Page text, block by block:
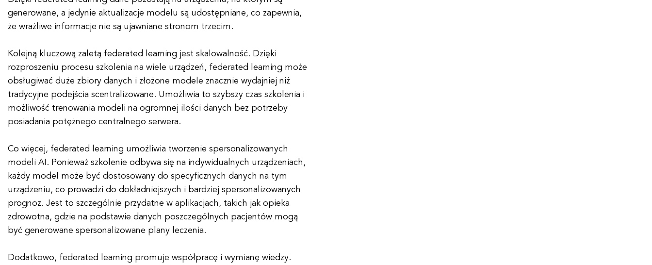
generowane, a jedynie aktualizacje modelu są udostępniane, co zapewnia,
że wrażliwe informacje nie są ujawniane stronom trzecim.
Kolejną kluczową zaletą federated learning jest skalowalność. Dzięki
rozproszeniu procesu szkolenia na wiele urządzeń, federated learning może
obsługiwać duże zbiory danych i złożone modele znacznie wydajniej niż
tradycyjne podejścia scentralizowane. Umożliwia to szybszy czas szkolenia i
możliwość trenowania modeli na ogromnej ilości danych bez potrzeby
posiadania potężnego centralnego serwera.
Co więcej, federated learning umożliwia tworzenie spersonalizowanych
modeli AI. Ponieważ szkolenie odbywa się na indywidualnych urządzeniach,
każdy model może być dostosowany do specyficznych danych na tym
urządzeniu, co prowadzi do dokładniejszych i bardziej spersonalizowanych
prognoz. Jest to szczególnie przydatne w aplikacjach, takich jak opieka
zdrowotna, gdzie na podstawie danych poszczególnych pacjentów mogą
być generowane spersonalizowane plany leczenia.
Dodatkowo, federated learning promuje współpracę i wymianę wiedzy.